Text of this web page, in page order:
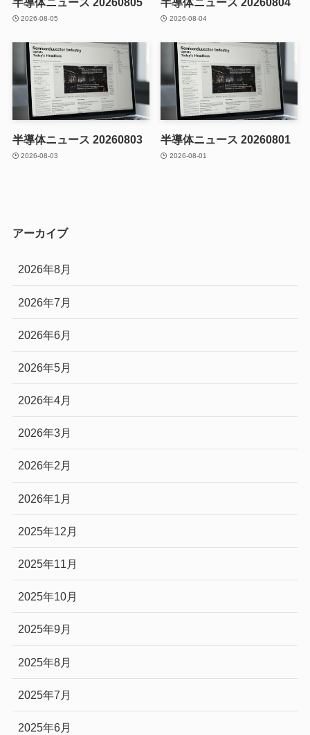
2026-08-05 2026-08-04
半導体ニュース 20260803
2026-08-03
半導体ニュース 20260801
2026-08-01
アーカイブ
2026年8月
2026年7月
2026年6月
2026年5月
2026年4月
2026年3月
2026年2月
2026年1月
2025年12月
2025年11月
2025年10月
2025年9月
2025年8月
2025年7月
2025年6月